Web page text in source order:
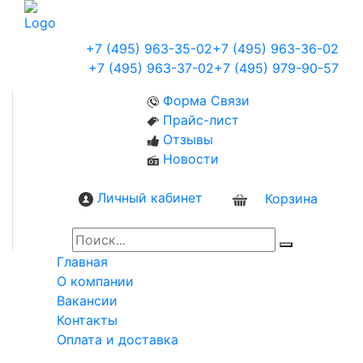
+7 (495) 963-35-02+7 (495) 963-36-02
+7 (495) 963-37-02+7 (495) 979-90-57
Форма Связи
Прайс-лист
Отзывы
Новости
Личный кабинет Корзина
Главная
О компании
Вакансии
Контакты
Оплата и доставка